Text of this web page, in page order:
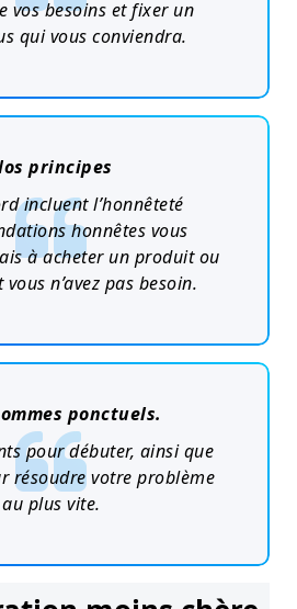
vos besoins et fixer un
qui vous conviendra.
principes
incluent l’honnêteté
honnêtes vous
à acheter un produit ou
n’avez pas besoin.
ponctuels.
pour débuter, ainsi que
résoudre votre problème
au plus vite.